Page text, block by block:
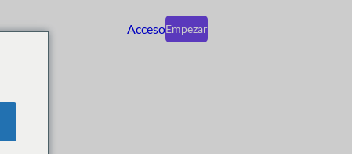
AccesoEmpezar